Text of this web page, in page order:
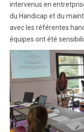
intervenus en
du Handicap et du
avec les référentes
équipes ont été